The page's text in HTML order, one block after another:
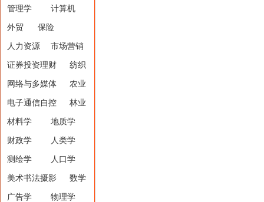
管理学 计算机
外贸 保险
人力资源 市场营销
证券投资理财 纺织
网络与多媒体 农业
电子通信自控 林业
材料学 地质学
财政学 人类学
测绘学 人口学
美术书法摄影 数学
广告学 物理学